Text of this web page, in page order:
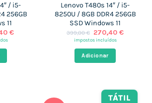
/ i5-
256GB
11
€.
€O
Lenovo T480s 14″ / i5-
8250U / 8GB DDR4 256GB
SSD Windows 11
399,00€ O
preço
era:
399,00 €.
270,40€O
impostos incluídos
Adicionar
TÁTIL